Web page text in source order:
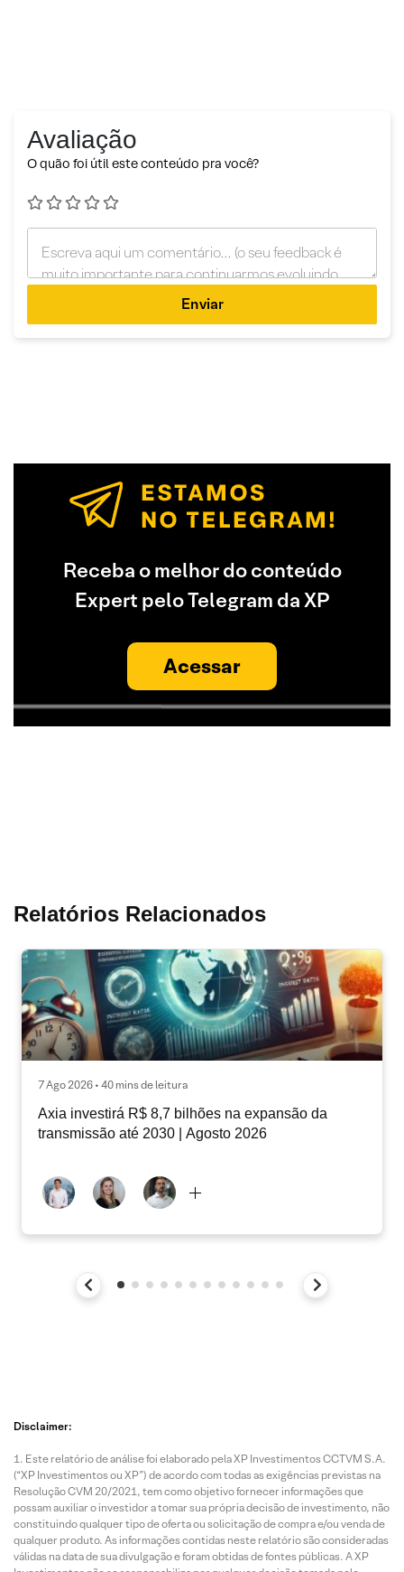
Avaliação
O quão foi útil este conteúdo pra você?
Enviar
Receba o melhor do conteúdo
Expert pelo Telegram da XP
Acessar
Relatórios Relacionados
7 Ago 2026 • 40 mins de leitura
Axia investirá R$ 8,7 bilhões na expansão da
transmissão até 2030 | Agosto 2026
Disclaimer:
Este relatório de análise foi elaborado pela XP Investimentos CCTVM S.A.
(“XP Investimentos ou XP”) de acordo com todas as exigências previstas na
Resolução CVM 20/2021, tem como objetivo fornecer informações que
possam auxiliar o investidor a tomar sua própria decisão de investimento, não
constituindo qualquer tipo de oferta ou solicitação de compra e/ou venda de
qualquer produto. As informações contidas neste relatório são consideradas
válidas na data de sua divulgação e foram obtidas de fontes públicas. A XP